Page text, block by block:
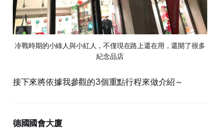
冷戰時期的小綠人與小紅人，不僅現在路上還在用，還開了很多
紀念品店
接下來將依據我參觀的3個重點行程來做介紹～
德國國會大廈